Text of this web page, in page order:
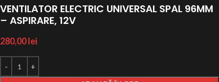
VENTILATOR ELECTRIC UNIVERSAL SPAL 96MM
– ASPIRARE, 12V
280,00lei